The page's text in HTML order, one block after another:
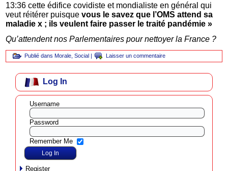
13:36 cette édifice covidiste et mondialiste en général qui
veut réitérer puisquevous le savez que l’OMS attend sa
maladie x ; ils veulent faire passer le traité pandémie »
Qu’attendent nos Parlementaires pour nettoyer la France ?
Publié dans Morale ,Social | Laisser un commentaire
Log In
Username
Password
Remember Me
Register